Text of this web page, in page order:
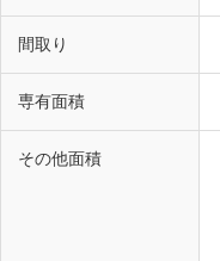
間取り
専有面積
その他面積